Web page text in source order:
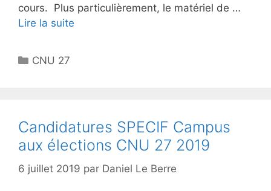
cours. Plus particulièrement, le matériel de …
Lire la suite
Catégories
CNU 27
Candidatures SPECIF Campus
aux élections CNU 27 2019
6 juillet 2019 par Daniel Le Berre